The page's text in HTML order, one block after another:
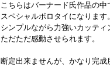
こちらはバーナード氏作品の
スペシャルボロタイになります。
シンプルながら力強いカッテ
ただただ感動させられます。
断定出来ませんが、かなり完成